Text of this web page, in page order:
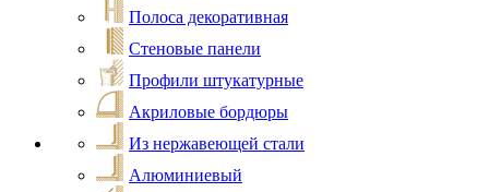
Полоса декоративная
Стеновые панели
Профили штукатурные
Акриловые бордюры
Из нержавеющей стали
Алюминиевый